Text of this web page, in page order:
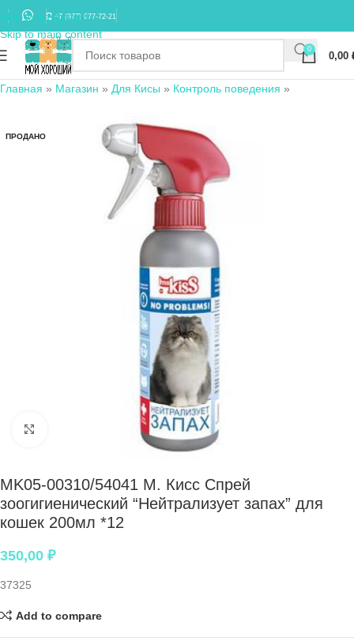
Skip to navigation
Skip to main content
+7 (977) 677-72-21
0
0,00
Главная » Магазин » Для Кисы » Контроль поведения »
ПРОДАНО
Нажмите, чтобы увеличить
MK05-00310/54041 М. Кисс Спрей
зоогигиенический “Нейтрализует запах” для
кошек 200мл *12
350,00 ₽
37325
Add to compare